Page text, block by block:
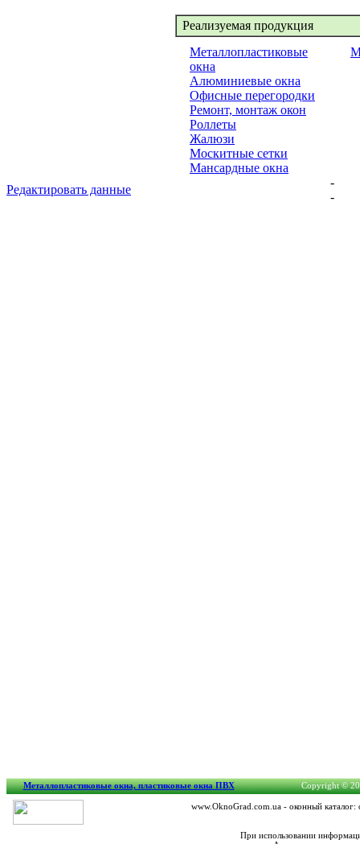
Реализуемая продукция
Металлопластиковые
окна
Алюминиевые окна
Офисные перегородки
Ремонт, монтаж окон
Роллеты
Жалюзи
Москитные сетки
Мансардные окна
Редактировать данные
-
-
Металлопластиковые окна, пластиковые окна ПВХ Copyright ©
www.OknoGrad.com.ua - оконный
При использовании